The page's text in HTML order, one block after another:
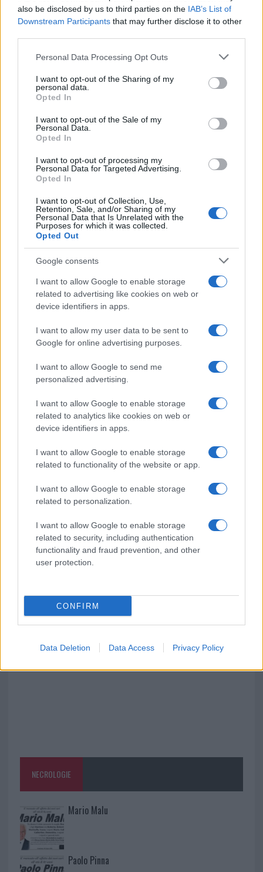
also be disclosed by us to third parties on the IAB’s List of
Downstream Participants that may further disclose it to other
Please note that this website/app uses one or more Google
not limited to your visit or usage behaviour. You may click to
grant or deny consent to Google and its third-party tags to
use your data for below specified purposes in below Google
consent section.
Personal Data Processing Opt Outs
I want to opt-out of the Sharing of my
personal data.
Opted In
I want to opt-out of the Sale of my
Personal Data.
Opted In
I want to opt-out of processing my
Personal Data for Targeted Advertising.
Opted In
I want to opt-out of Collection, Use,
Retention, Sale, and/or Sharing of my
Personal Data that Is Unrelated with the
Purposes for which it was collected.
Opted Out
Google consents
I want to allow Google to enable storage
related to advertising like cookies on web or
device identifiers in apps.
I want to allow my user data to be sent to
Google for online advertising purposes.
I want to allow Google to send me
personalized advertising.
I want to allow Google to enable storage
related to analytics like cookies on web or
device identifiers in apps.
I want to allow Google to enable storage
related to functionality of the website or app.
I want to allow Google to enable storage
related to personalization.
I want to allow Google to enable storage
related to security, including authentication
functionality and fraud prevention, and other
user protection.
CONFIRM
Data Deletion Data Access Privacy Policy
Ricevi le nostre ultime news
Condividi l'articolo
F
a
ce
b
o
o
k
T
w
it
te
r
Pi
te
re
st
W
at
s
A
p
S
a
re
Articolo precedente
Prossimo articolo
Sangue, musica e solidarietà con Avis Olbia al
Delta Center
Meteo Olbia 9 agosto, temperature in calo
Salmo finisce in ospedale a Catania, ma il tour
va avanti: “Sicilia, ci sono”
Jovanotti, Gabry Ponte e Alfa: Olbia ombelico del
mondo per una notte
Giorgia Meloni a La Maddalena, la vicesindaco:
“Orgoglio e discrezione per visita privata̶…
Incendio nella notte a Olbia, a fuoco due furgoni
A fuoco un deposito con bombole, intervento dei
vigili del fuoco a Rudalza
NECROLOGIE
Mario Malu
Paolo Pinna